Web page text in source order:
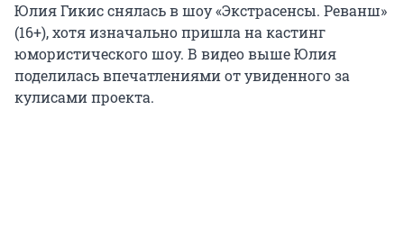
Юлия Гикис снялась в шоу «Экстрасенсы. Реванш»
(16+), хотя изначально пришла на кастинг
юмористического шоу. В видео выше Юлия
поделилась впечатлениями от увиденного за
кулисами проекта.